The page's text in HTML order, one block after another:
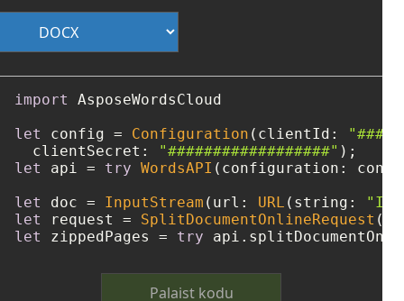
import
AsposeWordsCloud
let
config = Configuration (clientId:
  clientSecret:
"##################"
let
api = try WordsAPI (configuration:
let
doc = InputStream (url: URL (string:
let
request = SplitDocumentOnlineRequest
let
zippedPages = try
Palaist kodu